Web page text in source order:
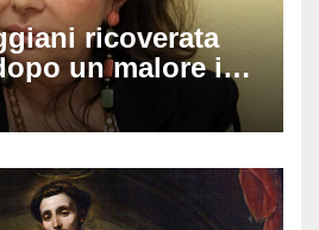
ricoverata
un malore in
sta oggi l’ex